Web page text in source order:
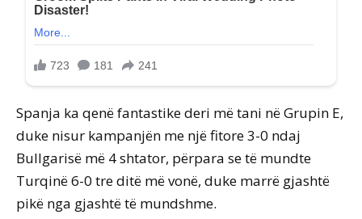
Spanja ka qenë fantastike deri më tani në Grupin E,
duke nisur kampanjën me një fitore 3-0 ndaj
Bullgarisë më 4 shtator, përpara se të mundte
Turqinë 6-0 tre ditë më vonë, duke marrë gjashtë
pikë nga gjashtë të mundshme.